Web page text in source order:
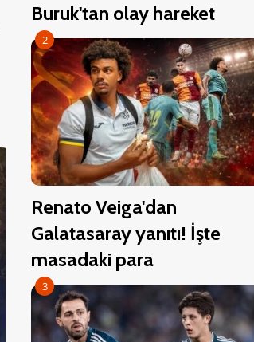
Buruk'tan olay hareket
2
Renato Veiga'dan
Galatasaray yanıtı! İşte
masadaki para
3